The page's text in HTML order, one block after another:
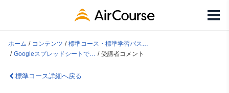
ホーム コンテンツ
標準コース・標準学習パス一覧
Googleスプレッドシートで仕事をスマートに！②データ入力と整理の効率化
受講者コメント
標準コース詳細へ戻る